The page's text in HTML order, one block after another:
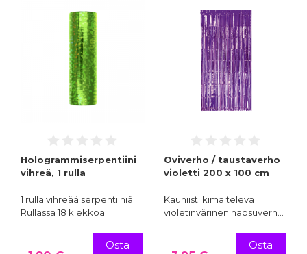
Hologrammiserpentiini
vihreä, 1 rulla
1 rulla vihreää serpentiiniä.
Rullassa 18 kiekkoa.
Osta
Oviverho / taustaverho
violetti 200 x 100 cm
Kauniisti kimalteleva
violetinvärinen hapsuverh…
Osta